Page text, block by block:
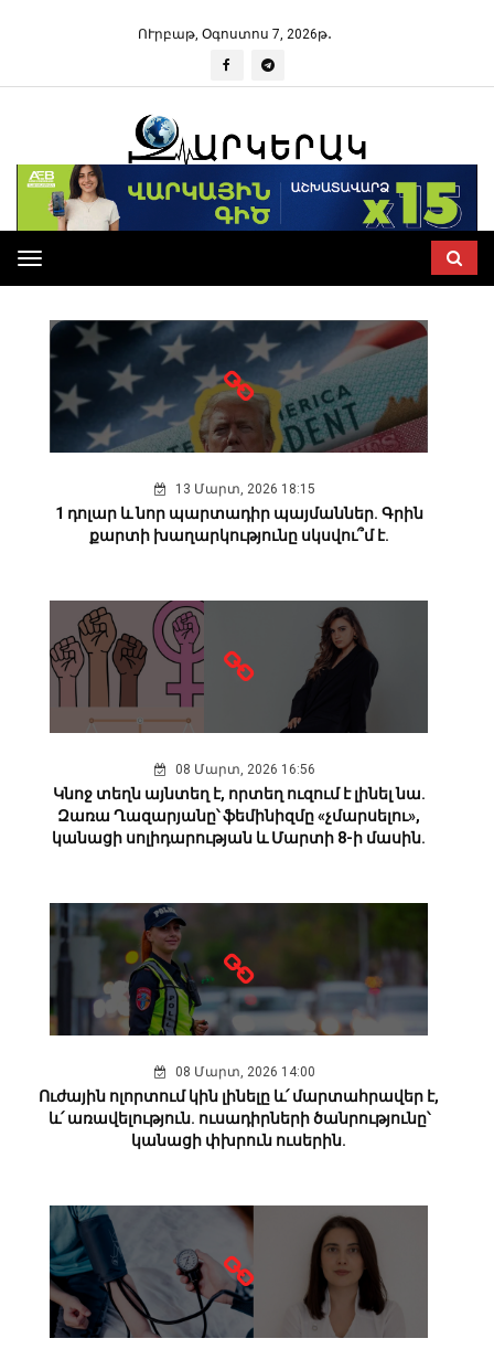
ՈՒրբաթ, Օգոստոս 7, 2026թ․
Toggle
navigation
ՄԱՐԻԱՄ ՄԿՐՏՉՅԱՆ
13 Մարտ, 2026 18:15
1 դոլար և նոր պարտադիր պայմաններ. Գրին
քարտի խաղարկությունը սկսվու՞մ է.
08 Մարտ, 2026 16:56
Կնոջ տեղն այնտեղ է, որտեղ ուզում է լինել նա.
Զառա Ղազարյանը՝ ֆեմինիզմը «չմարսելու»,
կանացի սոլիդարության և Մարտի 8-ի մասին.
08 Մարտ, 2026 14:00
Ուժային ոլորտում կին լինելը և՛ մարտահրավեր է,
և՛ առավելություն. ուսադիրների ծանրությունը՝
կանացի փխրուն ուսերին.